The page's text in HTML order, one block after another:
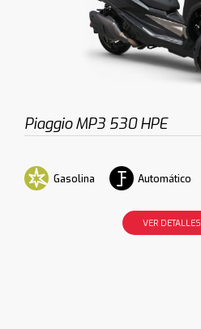
Piaggio MP3 530 HPE
Gasolina Automático
VER DETALLES